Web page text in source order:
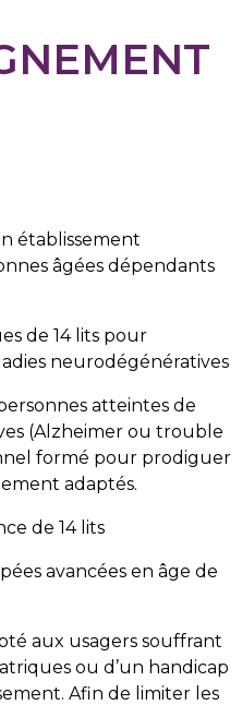
établissement
âgées dépendants
de 14 lits pour
neurodégénératives
atteintes de
(Alzheimer ou trouble
formé pour prodiguer
adaptés.
de 14 lits
avancées en âge de
aux usagers souffrant
ou d’un handicap
Afin de limiter les